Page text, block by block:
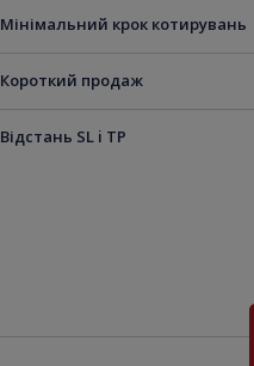
Мінімальний крок котирувань
Короткий продаж
Відстань SL i TP